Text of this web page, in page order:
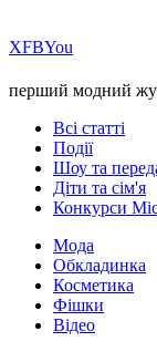
ХFBYou
перший модний
Всі статті
Події
Шоу та
Діти та сім'я
Конкурси
Мода
Обкладинка
Косметика
Фішки
Відео